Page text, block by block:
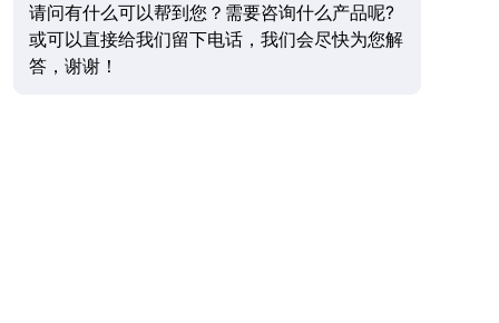
请问有什么可以帮到您？需要咨询什么产品呢?
或可以直接给我们留下电话，我们会尽快为您解
答，谢谢！